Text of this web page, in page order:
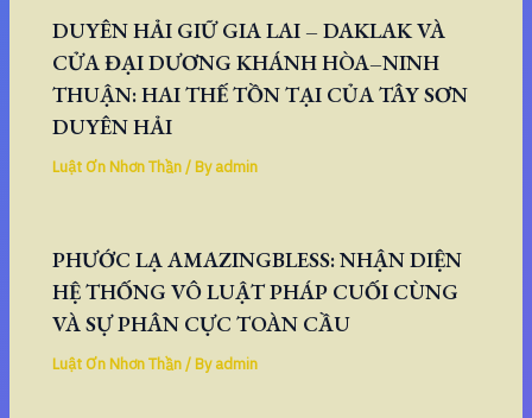
DUYÊN HẢI GIỮ GIA LAI – DAKLAK VÀ
CỬA ĐẠI DƯƠNG KHÁNH HÒA–NINH
THUẬN: HAI THẾ TỒN TẠI CỦA TÂY SƠN
DUYÊN HẢI
Luật Ơn Nhơn Thần/ Byadmin
PHƯỚC LẠ AMAZINGBLESS: NHẬN DIỆN
HỆ THỐNG VÔ LUẬT PHÁP CUỐI CÙNG
VÀ SỰ PHÂN CỰC TOÀN CẦU
Luật Ơn Nhơn Thần/ Byadmin